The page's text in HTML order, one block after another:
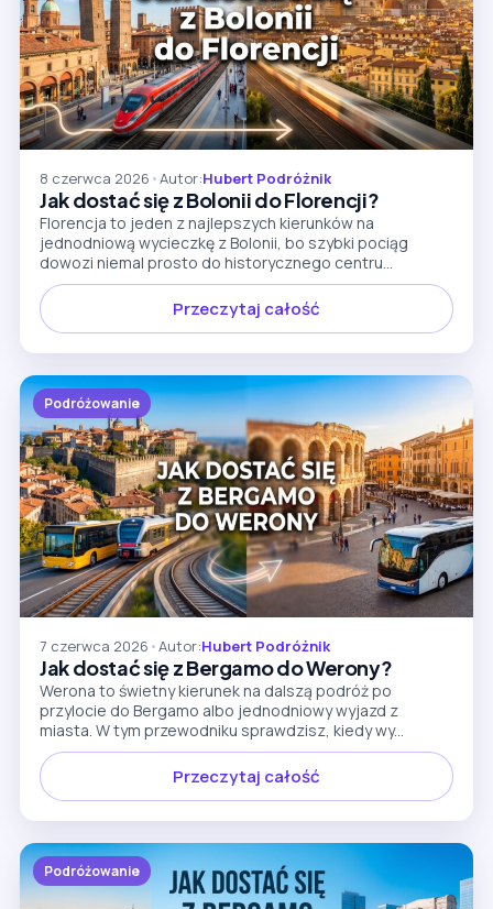
8 czerwca 2026 •Autor:Hubert Podróżnik
Jak dostać się z Bolonii do Florencji?
Florencja to jeden z najlepszych kierunków na
jednodniową wycieczkę z Bolonii, bo szybki pociąg
dowozi niemal prosto do historycznego centru...
Przeczytaj całość
Podróżowanie
7 czerwca 2026 •Autor:Hubert Podróżnik
Jak dostać się z Bergamo do Werony?
Werona to świetny kierunek na dalszą podróż po
przylocie do Bergamo albo jednodniowy wyjazd z
miasta. W tym przewodniku sprawdzisz, kiedy wy...
Przeczytaj całość
Podróżowanie